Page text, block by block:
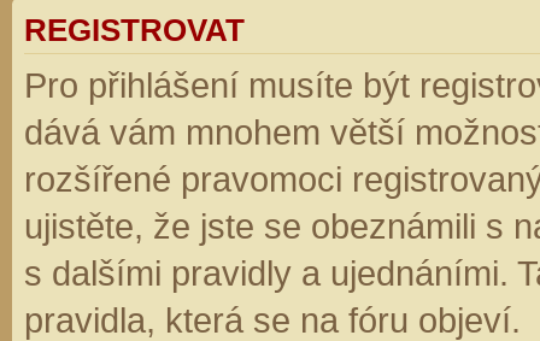
REGISTROVAT
Pro přihlášení musíte být
dává vám mnohem větší
rozšířené pravomoci
ujistěte, že jste se obeznámili s
s dalšími pravidly a ujednáními.
pravidla, která se na fóru objeví.